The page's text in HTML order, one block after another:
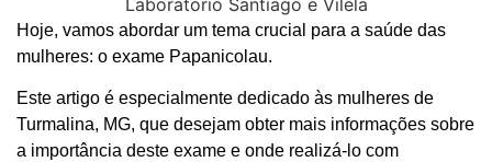
Hoje, vamos abordar um tema crucial para a saúde das
mulheres: o exame Papanicolau.
Este artigo é especialmente dedicado às mulheres de
Turmalina, MG, que desejam obter mais informações sobre
a importância deste exame e onde realizá-lo com